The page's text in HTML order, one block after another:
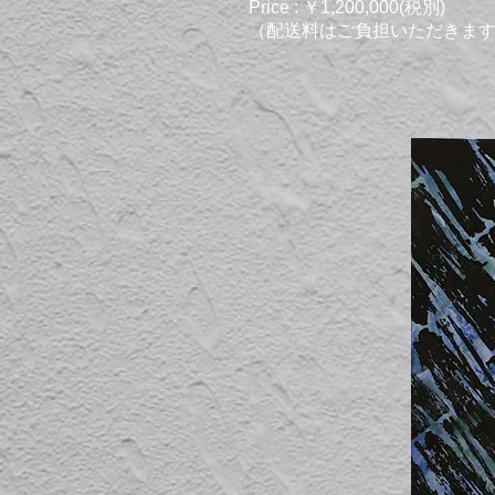
Price : ￥1,200,000(税別)
（配送料はご負担いただきま